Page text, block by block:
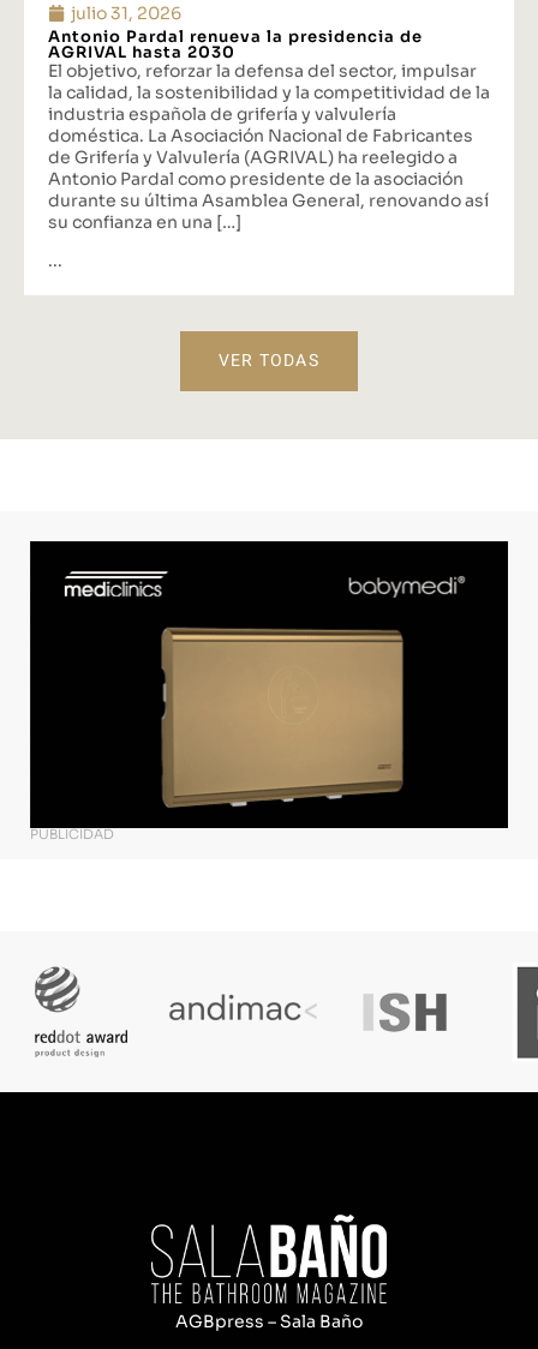
julio 31, 2026
Antonio Pardal renueva la presidencia de
AGRIVAL hasta 2030
El objetivo, reforzar la defensa del sector, impulsar
la calidad, la sostenibilidad y la competitividad de la
industria española de grifería y valvulería
doméstica. La Asociación Nacional de Fabricantes
de Grifería y Valvulería (AGRIVAL) ha reelegido a
Antonio Pardal como presidente de la asociación
durante su última Asamblea General, renovando así
su confianza en una […]
...
VER TODAS
PUBLICIDAD
AGBpress – Sala Baño